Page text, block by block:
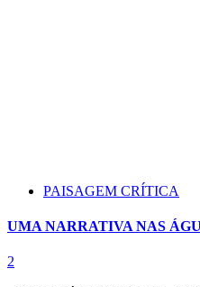
PAISAGEM CRÍTICA
UMA NARRATIVA NAS
2